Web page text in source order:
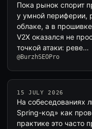
Пока рынок спорит
у умной периферии,
облаке, а в
V2X оказался не
точкой атаки: реве…
@BurzhSEOPro
15 JULY 2026
На собеседованиях
Spring-код» как
практике это часто